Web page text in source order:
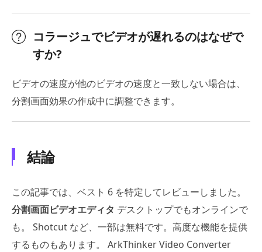
コラージュでビデオが遅れるのはなぜで
すか?
ビデオの速度が他のビデオの速度と一致しない場合は、
分割画面効果の作成中に調整できます。
結論
この記事では、ベスト 6 を特定してレビューしました。
分割画面ビデオエディタ デスクトップでもオンラインで
も。 Shotcut など、一部は無料です。高度な機能を提供
するものもあります。 ArkThinker Video Converter